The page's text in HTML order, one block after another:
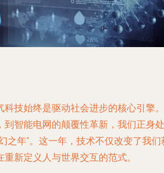
科技始终是驱动社会进步的核心引擎。
到智能电网的颠覆性革新，我们正身处
之年”。这一年，技术不仅改变了我们
新定义人与世界交互的范式。